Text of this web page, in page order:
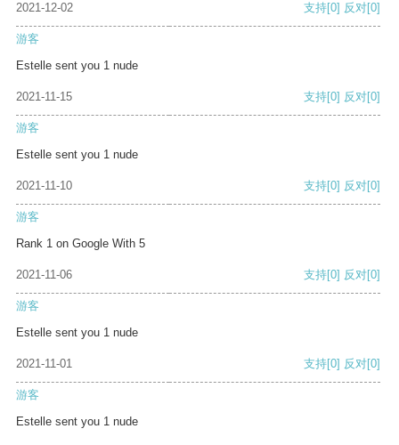
2021-12-02 支持[0] 反对[0]
游客
Estelle sent you 1 nude
2021-11-15 支持[0] 反对[0]
游客
Estelle sent you 1 nude
2021-11-10 支持[0] 反对[0]
游客
Rank 1 on Google With 5
2021-11-06 支持[0] 反对[0]
游客
Estelle sent you 1 nude
2021-11-01 支持[0] 反对[0]
游客
Estelle sent you 1 nude